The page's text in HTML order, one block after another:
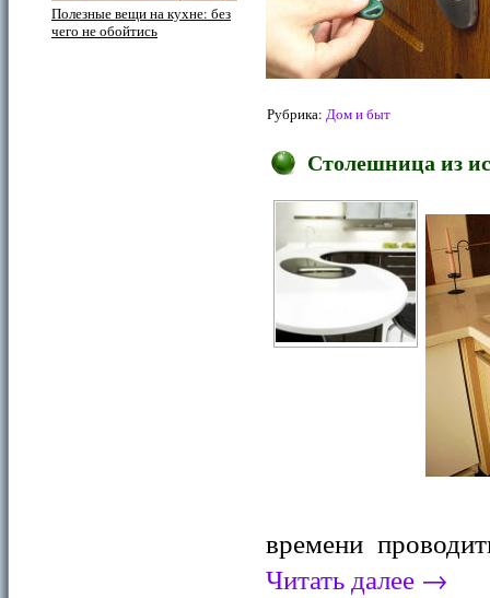
Полезные вещи на кухне: без
чего не обойтись
Рубрика: Дом и быт
Столешница из
времени
Читать далее →